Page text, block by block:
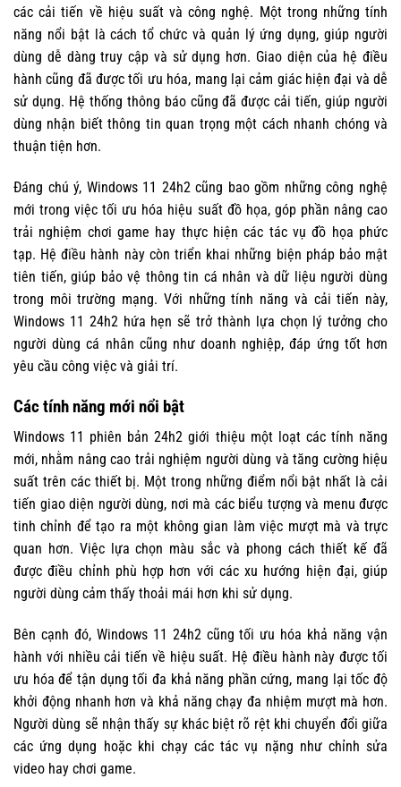
các cải tiến về hiệu suất và công nghệ. Một trong những tính
năng nổi bật là cách tổ chức và quản lý ứng dụng, giúp người
dùng dễ dàng truy cập và sử dụng hơn. Giao diện của hệ điều
hành cũng đã được tối ưu hóa, mang lại cảm giác hiện đại và dễ
sử dụng. Hệ thống thông báo cũng đã được cải tiến, giúp người
dùng nhận biết thông tin quan trọng một cách nhanh chóng và
thuận tiện hơn.
Đáng chú ý, Windows 11 24h2 cũng bao gồm những công nghệ
mới trong việc tối ưu hóa hiệu suất đồ họa, góp phần nâng cao
trải nghiệm chơi game hay thực hiện các tác vụ đồ họa phức
tạp. Hệ điều hành này còn triển khai những biện pháp bảo mật
tiên tiến, giúp bảo vệ thông tin cá nhân và dữ liệu người dùng
trong môi trường mạng. Với những tính năng và cải tiến này,
Windows 11 24h2 hứa hẹn sẽ trở thành lựa chọn lý tưởng cho
người dùng cá nhân cũng như doanh nghiệp, đáp ứng tốt hơn
yêu cầu công việc và giải trí.
Các tính năng mới nổi bật
Windows 11 phiên bản 24h2 giới thiệu một loạt các tính năng
mới, nhằm nâng cao trải nghiệm người dùng và tăng cường hiệu
suất trên các thiết bị. Một trong những điểm nổi bật nhất là cải
tiến giao diện người dùng, nơi mà các biểu tượng và menu được
tinh chỉnh để tạo ra một không gian làm việc mượt mà và trực
quan hơn. Việc lựa chọn màu sắc và phong cách thiết kế đã
được điều chỉnh phù hợp hơn với các xu hướng hiện đại, giúp
người dùng cảm thấy thoải mái hơn khi sử dụng.
Bên cạnh đó, Windows 11 24h2 cũng tối ưu hóa khả năng vận
hành với nhiều cải tiến về hiệu suất. Hệ điều hành này được tối
ưu hóa để tận dụng tối đa khả năng phần cứng, mang lại tốc độ
khởi động nhanh hơn và khả năng chạy đa nhiệm mượt mà hơn.
Người dùng sẽ nhận thấy sự khác biệt rõ rệt khi chuyển đổi giữa
các ứng dụng hoặc khi chạy các tác vụ nặng như chỉnh sửa
video hay chơi game.